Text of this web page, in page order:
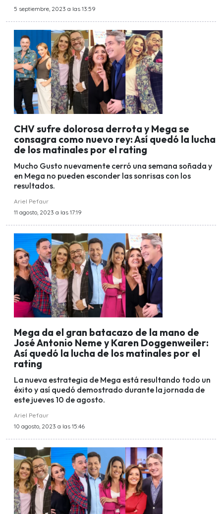
5 septiembre, 2023 a las 13:59
CHV sufre dolorosa derrota y Mega se
consagra como nuevo rey: Así quedó la lucha
de los matinales por el rating
Mucho Gusto nuevamente cerró una semana soñada y
en Mega no pueden esconder las sonrisas con los
resultados.
Ariel Pefaur
11 agosto, 2023 a las 17:19
Mega da el gran batacazo de la mano de
José Antonio Neme y Karen Doggenweiler:
Así quedó la lucha de los matinales por el
rating
La nueva estrategia de Mega está resultando todo un
éxito y así quedó demostrado durante la jornada de
este jueves 10 de agosto.
Ariel Pefaur
10 agosto, 2023 a las 15:46